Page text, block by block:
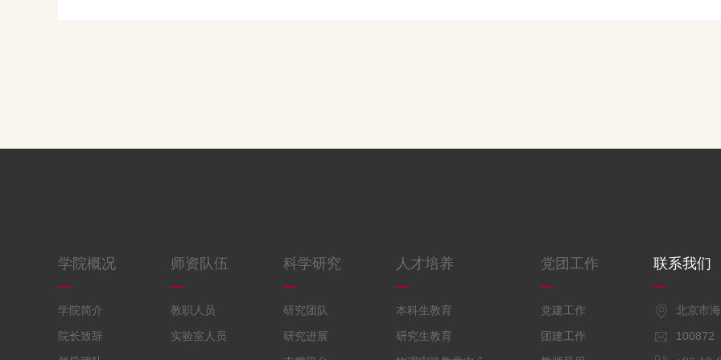
学院概况
学院简介
院长致辞
师资队伍
教职人员
实验室人员
科学研究
研究团队
研究进展
人才培养
本科生教育
研究生教育
党团工作
党建工作
团建工作
联系我们
北京市
100872